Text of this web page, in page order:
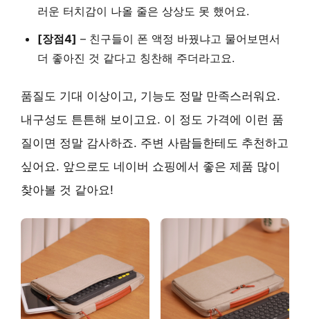
러운 터치감이 나올 줄은 상상도 못 했어요.
[장점4] – 친구들이 폰 액정 바꿨냐고 물어보면서
더 좋아진 것 같다고 칭찬해 주더라고요.
품질도 기대 이상이고, 기능도 정말 만족스러워요.
내구성도 튼튼해 보이고요. 이 정도 가격에 이런 품
질이면 정말 감사하죠. 주변 사람들한테도 추천하고
싶어요. 앞으로도 네이버 쇼핑에서 좋은 제품 많이
찾아볼 것 같아요!